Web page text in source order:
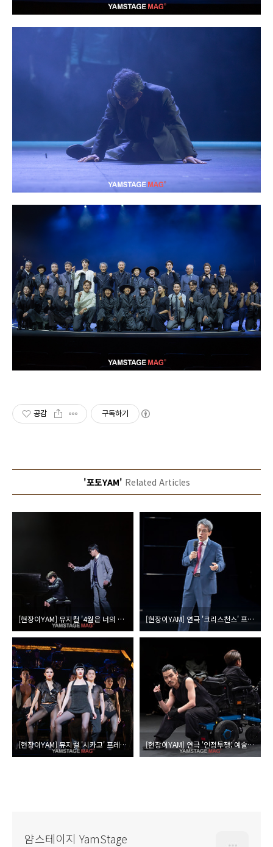
공감 구독하기
'포토YAM' Related Articles
[현장이YAM] 뮤지컬 '4월은 너의 거짓말' 프레스콜 [현장이YAM] 연극 '크리스천스' 프레스콜
[현장이YAM] 뮤지컬 '시카고' 프레스콜 [현장이YAM] 연극 '인정투쟁; 예술가 편' 프레스콜
얌스테이지 YamStage